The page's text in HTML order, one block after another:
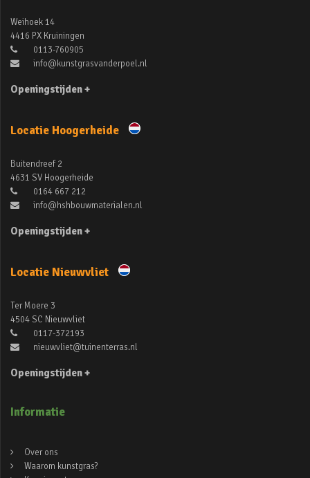
Weihoek 14
4416 PX Kruiningen
0113-760905
info@kunstgrasvanderpoel.nl
Openingstijden +
Locatie Hoogerheide
Buitendreef 2
4631 SV Hoogerheide
0164 667 212
info@hshbouwmaterialen.nl
Openingstijden +
Locatie Nieuwvliet
Ter Moere 3
4504 SC Nieuwvliet
0117-372193
nieuwvliet@tuinenterras.nl
Openingstijden +
Informatie
Over ons
Waarom kunstgras?